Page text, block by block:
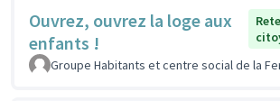
Ouvrez, ouvrez la loge aux
enfants !
Groupe Habitants et centre social de la